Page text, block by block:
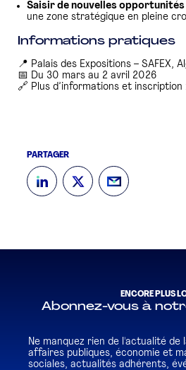
Saisir de nouvelles
une zone stratégique en pleine
Informations pratiques
📍 Palais des Expositions – SAFEX,
📅 Du 30 mars au 2 avril 2026
🔗 Plus d’informations et inscription
PARTAGER
ENCORE PLUS
Abonnez-vous à
Ne manquez rien de l'actualité de
affaires publiques, économie et
sociales, actualités adhérents,